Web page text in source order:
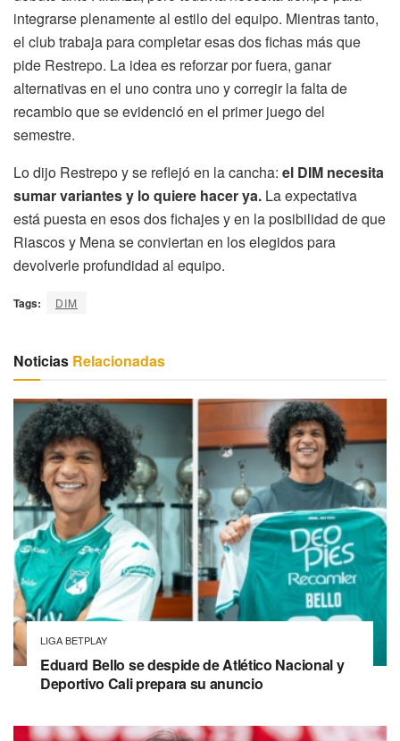
integrarse plenamente al estilo del equipo. Mientras tanto,
el club trabaja para completar esas dos fichas más que
pide Restrepo. La idea es reforzar por fuera, ganar
alternativas en el uno contra uno y corregir la falta de
recambio que se evidenció en el primer juego del
semestre.
Lo dijo Restrepo y se reflejó en la cancha: el DIM necesita
sumar variantes y lo quiere hacer ya. La expectativa
está puesta en esos dos fichajes y en la posibilidad de que
Riascos y Mena se conviertan en los elegidos para
devolverle profundidad al equipo.
Tags: DIM
Noticias Relacionadas
LIGA BETPLAY
Eduard Bello se despide de Atlético Nacional y
Deportivo Cali prepara su anuncio